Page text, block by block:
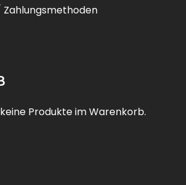
Produkte im Warenkorb.